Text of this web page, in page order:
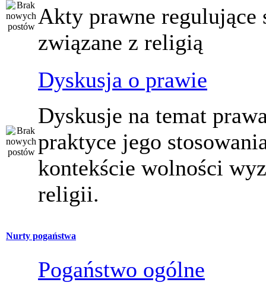
Akty prawne regulujące
związane z religią
Dyskusja o prawie
Dyskusje na temat
praktyce jego
kontekście wolności
religii.
Nurty pogaństwa
Pogaństwo ogólne